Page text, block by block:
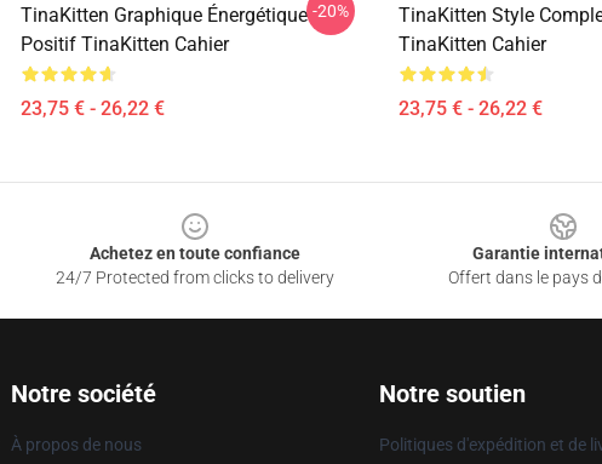
TinaKitten Graphique Énergétique
Positif TinaKitten Cahier
23,75 € - 26,22 €
-20%
TinaKitten Style
TinaKitten Cahier
23,75 € - 26,22 €
Achetez en toute confiance
24/7 Protected from clicks to delivery
Garantie
Offert dans le pays
Notre société
À propos de nous
Notre soutien
Politiques d'expédition et de